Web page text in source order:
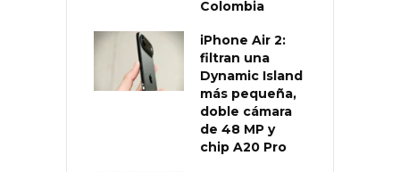
Colombia
iPhone Air 2:
filtran una
Dynamic Island
más pequeña,
doble cámara
de 48 MP y
chip A20 Pro